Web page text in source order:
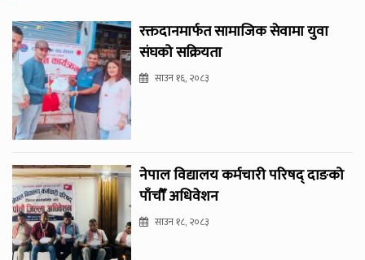
रक्तदानमार्फत सामाजिक सेवामा युवा
संघको सक्रियता
साउन १६, २०८३
नेपाल विद्यालय कर्मचारी परिषद् दाङको
पाँचौँ अधिवेशन
साउन १८, २०८३